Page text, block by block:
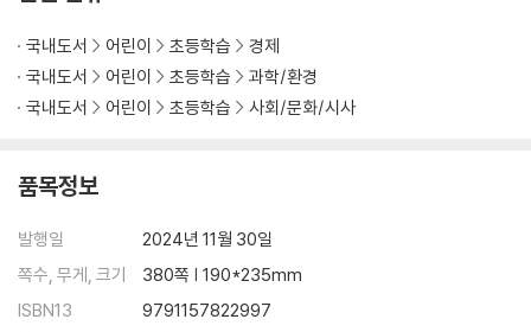
국내도서 어린이 초등학습
경제
국내도서
어린이 초등학습
과학/환경
국내도서
어린이 초등학습 사회/문화/시사
품목정보
발행일
2024년 11월 30일
쪽수, 무게, 크기
380쪽 | 190*235mm
ISBN13
9791157822997